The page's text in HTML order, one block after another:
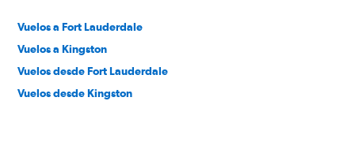
Vuelos a Fort Lauderdale
Vuelos a Kingston
Vuelos desde Fort Lauderdale
Vuelos desde Kingston